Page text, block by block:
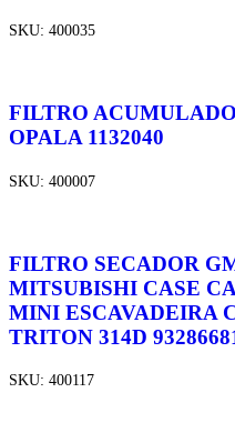
SKU: 400035
FILTRO
OPALA 1132040
SKU: 400007
FILTRO SECADOR
MITSUBISHI CASE
MINI ESCAVADEIRA
TRITON 314D
SKU: 400117